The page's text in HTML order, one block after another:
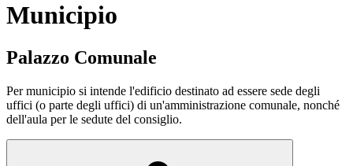
Municipio
Palazzo Comunale
Per municipio si intende l'edificio destinato ad essere sede degli
uffici (o parte degli uffici) di un'amministrazione comunale, nonché
dell'aula per le sedute del consiglio.